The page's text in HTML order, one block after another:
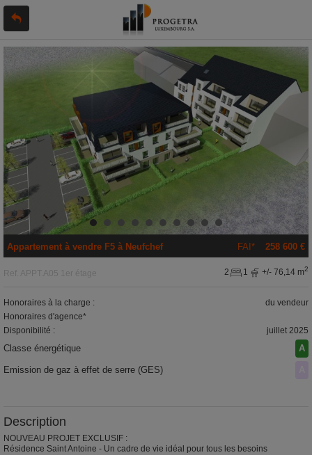
258 600 €
Appartement à vendre F5 à Neufchef FAI*
Ref. APPT.A05 1er étage 2 1 +/- 76,14 m2
Honoraires à la charge :
du vendeur
Honoraires d'agence*
Disponibilité :
juillet 2025
Classe énergétique A
Emission de gaz à effet de serre (GES)
Description
NOUVEAU PROJET EXCLUSIF :
Résidence Saint Antoine - Un cadre de vie idéal pour tous les besoins